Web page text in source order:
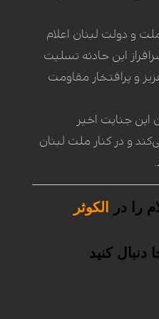
و دولت لبنان اعلام
این حادثه تسلیت
و پرافتخار مقاومت
این جنایت اخیر
و در کنار ملت لبنان
را در
الکوثر
دنبال کنید